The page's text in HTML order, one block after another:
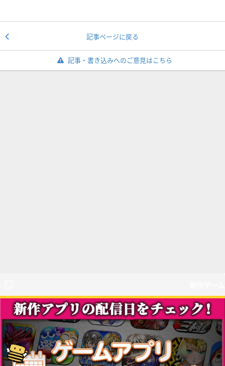
記事ページに戻る
記事・書き込みへのご意見はこちら